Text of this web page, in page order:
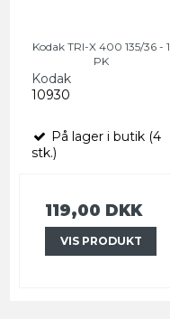
Kodak TRI-X 400 135/36 - 1
PK
Kodak
10930
På lager i butik (4
stk.)
119,00 DKK
VIS PRODUKT